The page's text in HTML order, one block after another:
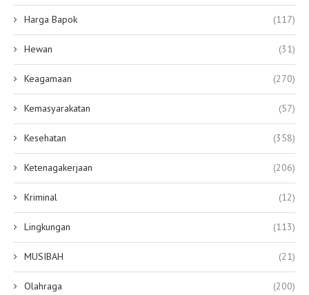
Harga Bapok (117)
Hewan (31)
Keagamaan (270)
Kemasyarakatan (57)
Kesehatan (358)
Ketenagakerjaan (206)
Kriminal (12)
Lingkungan (113)
MUSIBAH (21)
Olahraga (200)